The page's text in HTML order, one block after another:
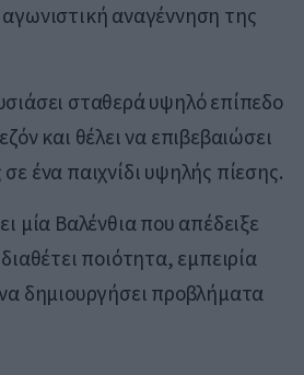
αναγέννηση της
σταθερά υψηλό επίπεδο
και θέλει να επιβεβαιώσει
ένα παιχνίδι υψηλής πίεσης.
μία Βαλένθια που απέδειξε
ποιότητα, εμπειρία
δημιουργήσει προβλήματα